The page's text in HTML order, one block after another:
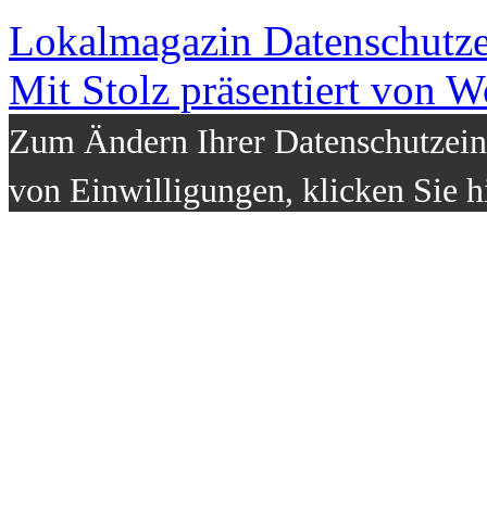
Lokalmagazin
Mit Stolz präsentiert von
Zum Ändern Ihrer
von Einwilligungen, klicken Sie